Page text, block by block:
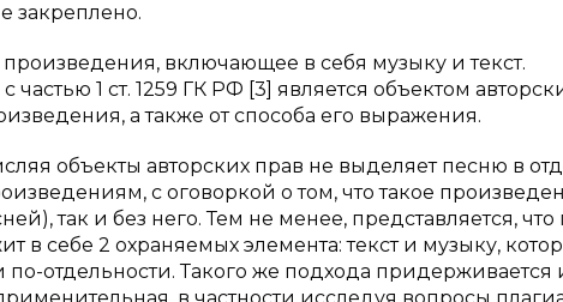
закреплено.
включающее в себя музыку и текст.
1 ст. 1259 ГК РФ [3] является объектом
а также от способа его выражения.
объекты авторских прав не выделяет песню в
с оговоркой о том, что такое
так и без него. Тем не менее, представляется, что
в себе 2 охраняемых элемента: текст и музыку,
по-отдельности. Такого же подхода придерживается